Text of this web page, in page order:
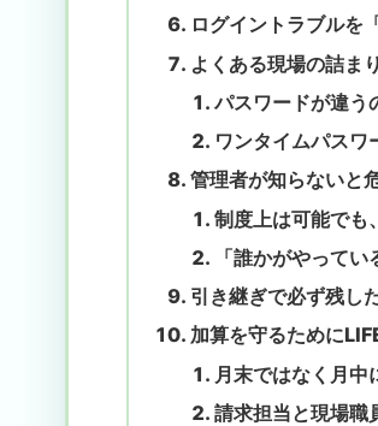
ログイントラブルを
よくある現場の詰ま
パスワードが違う
ワンタイムパスワ
管理者が知らないと
制度上は可能でも
「誰かがやって
引き継ぎで必ず残し
加算を守るために
月末ではなく月中
請求担当と現場職